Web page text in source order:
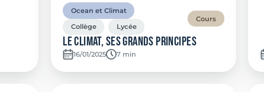
Ocean et Climat
Collège
Lycée
Cours
Le climat, ses grands principes
16/01/2025 Temps de lecture:
7 min